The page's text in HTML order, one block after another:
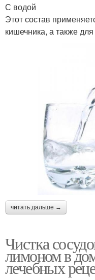
С водой
Этот состав
кишечника, а также
читать дальше →
Чистка
лимоном в
лечебных